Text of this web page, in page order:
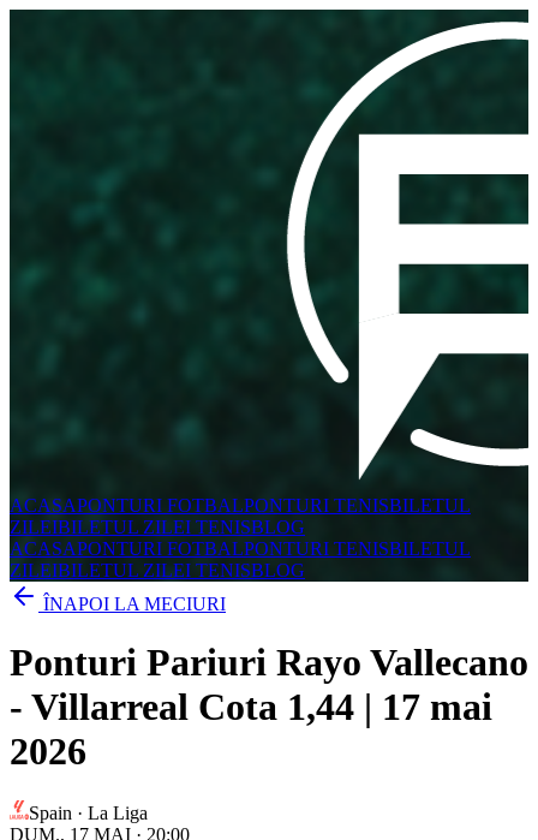
ACASAPONTURI FOTBALPONTURI TENISBILETUL
ZILEIBILETUL ZILEI TENISBLOG
ACASAPONTURI FOTBALPONTURI TENISBILETUL
ZILEIBILETUL ZILEI TENISBLOG
ÎNAPOI LA MECIURI
Ponturi Pariuri Rayo Vallecano
- Villarreal Cota 1,44 | 17 mai
2026
Spain · La Liga
DUM., 17 MAI · 20:00